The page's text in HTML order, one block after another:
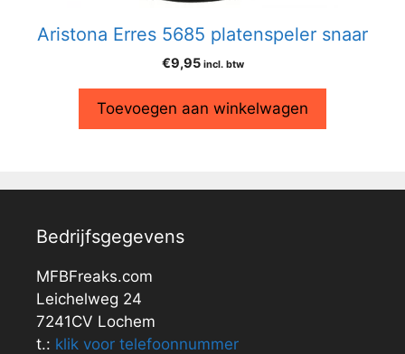
Aristona Erres 5685 platenspeler snaar
€9,95 incl. btw
Toevoegen aan winkelwagen
Bedrijfsgegevens
MFBFreaks.com
Leichelweg 24
7241CV Lochem
t.: klik voor telefoonnummer